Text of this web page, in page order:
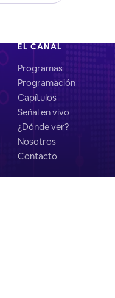
EL CANAL
Programas
Programación
Capítulos
Señal en vivo
¿Dónde ver?
Nosotros
Contacto